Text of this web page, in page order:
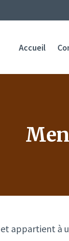
Accueil
appartient à